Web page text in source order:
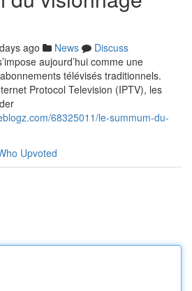
ago News
Discuss
aujourd’hui comme une
télévisés traditionnels.
Protocol Television (IPTV), les
68325011/le-summum-du-
Upvoted